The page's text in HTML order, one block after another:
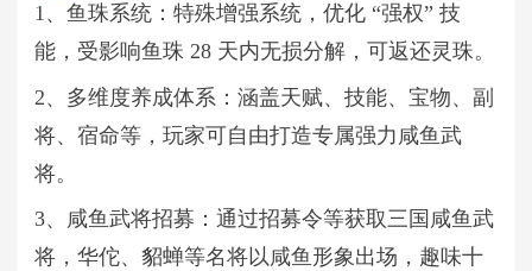
1、鱼珠系统：特殊增强系统，优化 “强权” 技
能，受影响鱼珠 28 天内无损分解，可返还灵珠。
2、多维度养成体系：涵盖天赋、技能、宝物、副
将、宿命等，玩家可自由打造专属强力咸鱼武
将。
3、咸鱼武将招募：通过招募令等获取三国咸鱼武
将，华佗、貂蝉等名将以咸鱼形象出场，趣味十